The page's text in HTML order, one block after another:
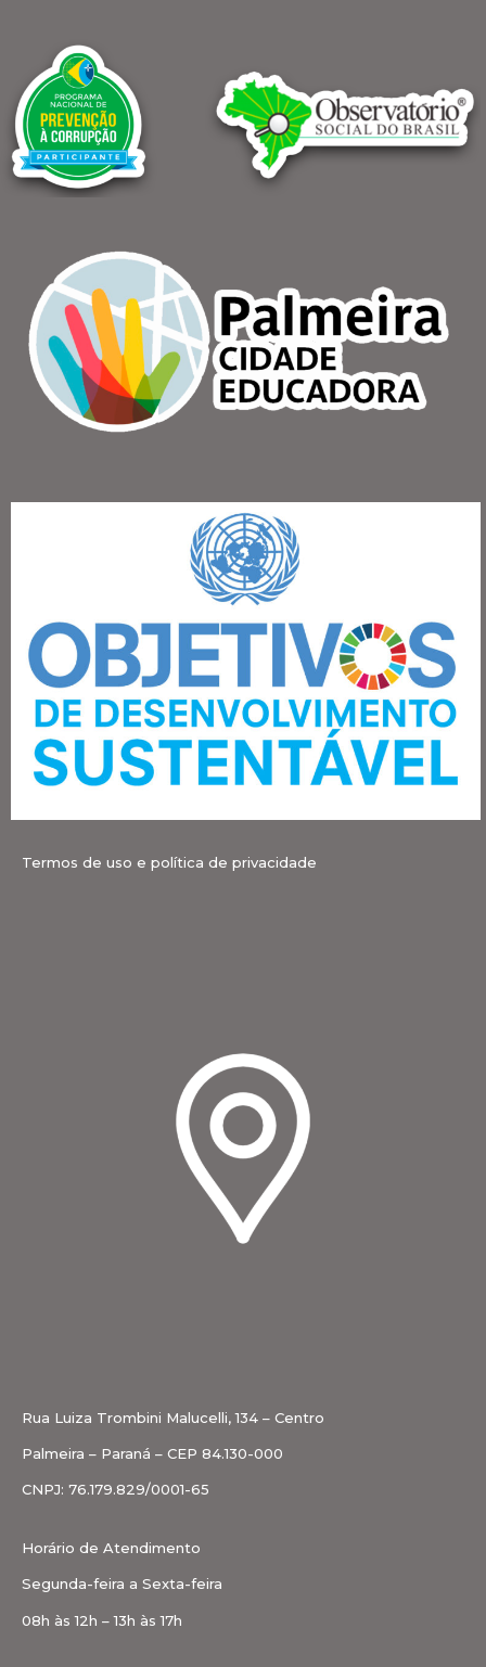
Termos de uso e política de privacidade
Rua Luiza Trombini Malucelli, 134 – Centro
Palmeira – Paraná – CEP 84.130-000
CNPJ: 76.179.829/0001-65
Horário de Atendimento
Segunda-feira a Sexta-feira
08h às 12h – 13h às 17h